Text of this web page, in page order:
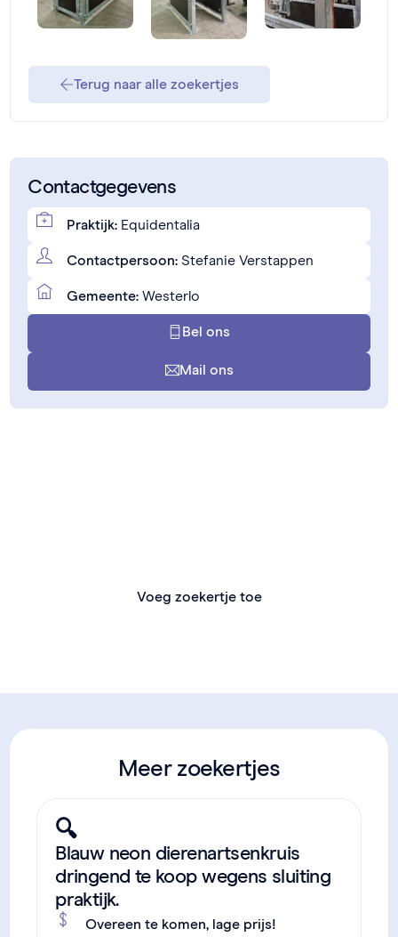
Terug naar alle zoekertjes
Contactgegevens
Praktijk: Equidentalia
Contactpersoon: Stefanie Verstappen
Gemeente: Westerlo
Bel ons
Mail ons
Voeg zoekertje toe
Meer zoekertjes
🔍
Blauw neon dierenartsenkruis
dringend te koop wegens sluiting
praktijk.
Overeen te komen, lage prijs!